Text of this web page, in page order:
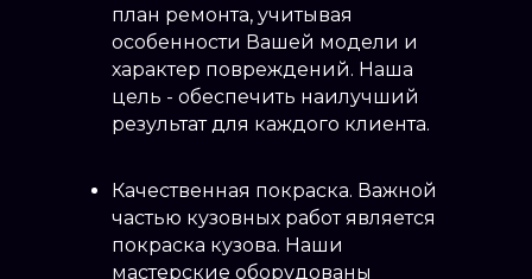
план ремонта, учитывая
особенности Вашей модели и
характер повреждений. Наша
цель - обеспечить наилучший
результат для каждого клиента.
Качественная покраска. Важной
частью кузовных работ является
покраска кузова. Наши
мастерские оборудованы